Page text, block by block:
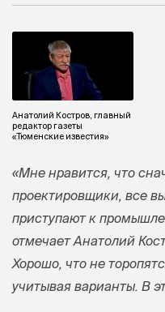
Анатолий Костров, главный
редактор газеты
«Тюменские известия»
«Мне нравится, что
проектировщики, все
приступают к
отмечает Анатолий
Хорошо, что не
учитывая варианты. В